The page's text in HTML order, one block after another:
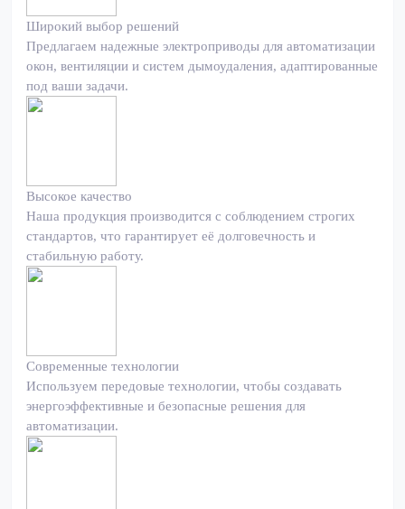
Широкий выбор решений
Предлагаем надежные электроприводы для автоматизации
окон, вентиляции и систем дымоудаления, адаптированные
под ваши задачи.
Высокое качество
Наша продукция производится с соблюдением строгих
стандартов, что гарантирует её долговечность и
стабильную работу.
Современные технологии
Используем передовые технологии, чтобы создавать
энергоэффективные и безопасные решения для
автоматизации.